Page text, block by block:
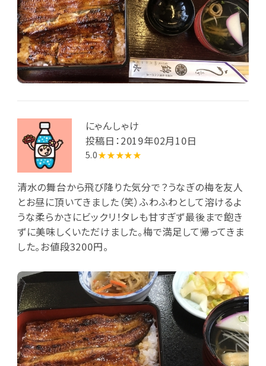
にゃんしゃけ
投稿日：2019年02月10日
5.0★★★★★
清水の舞台から飛び降りた気分で？うなぎの梅を友人
とお昼に頂いてきました（笑）ふわふわとして溶けるよ
うな柔らかさにビックリ！タレも甘すぎず最後まで飽き
ずに美味しくいただけました。梅で満足して帰ってきま
した。お値段3200円。